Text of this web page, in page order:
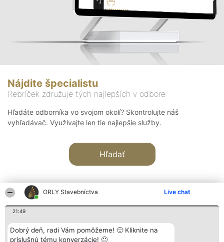
ORLY Stavebníctva Live chat
21:49
Dobrý deň, radi Vám pomôžeme! 🙂 Kliknite na
príslušnú tému konverzácie! 🙂
Nájdite špecialistu
Rebríček združuje tých najlepších v odbore
Hľadáte odborníka vo svojom okolí? Skontrolujte náš
vyhľadávač. Využívajte len tie najlepšie služby.
Hľadať
Organizátor hodnotenia
Bright Side Solutions sp. z o.
Hodnotenie
Laureáti
Kontakt
Kontakt